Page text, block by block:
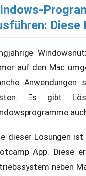
Diese
auf den Mac
Es gibt
dieser Lösungen
App. Diese
neben